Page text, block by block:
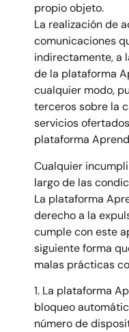
propio objeto.
La realización de
comunicaciones
indirectamente, a
de la plataforma
cualquier modo,
terceros sobre la
servicios
plataforma
Cualquier
largo de las
La plataforma
derecho a la
cumple con este
siguiente forma
malas prácticas
1. La plataforma
bloqueo
número de